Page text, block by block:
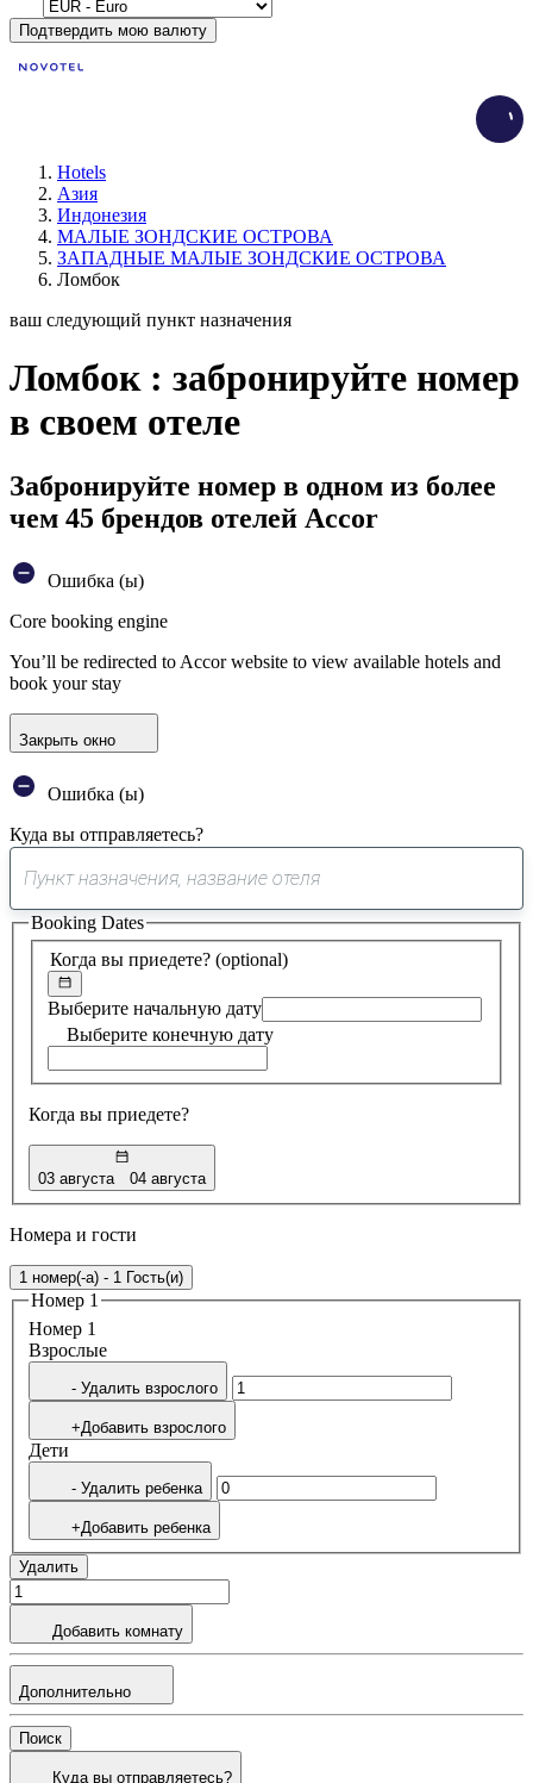
Подтвердить мою валюту
Hotels
Азия
Индонезия
МАЛЫЕ ЗОНДСКИЕ ОСТРОВА
ЗАПАДНЫЕ МАЛЫЕ ЗОНДСКИЕ ОСТРОВА
Ломбок
ваш следующий пункт назначения
Ломбок : забронируйте номер
в своем отеле
Забронируйте номер в одном из более
чем 45 брендов отелей Accor
Ошибка (ы)
Core booking engine
You’ll be redirected to Accor website to view available hotels and
book your stay
Закрыть окно
Ошибка (ы)
Куда вы отправляетесь?
0
предложение
найдено
Когда вы приедете? (optional)
Выберите начальную дату
Выберите конечную дату
Когда вы приедете?
03 августа 04 августа
Booking Dates
Номера и гости
1 номер(-а) - 1 Гость(и)
Номер 1
Номер 1
Bзрослые
- Удалить взрослого
+Добавить взрослого
Дети
- Удалить ребенка
+Добавить ребенка
Удалить
Добавить комнату
Дополнительно
Поиск
Куда вы отправляетесь?